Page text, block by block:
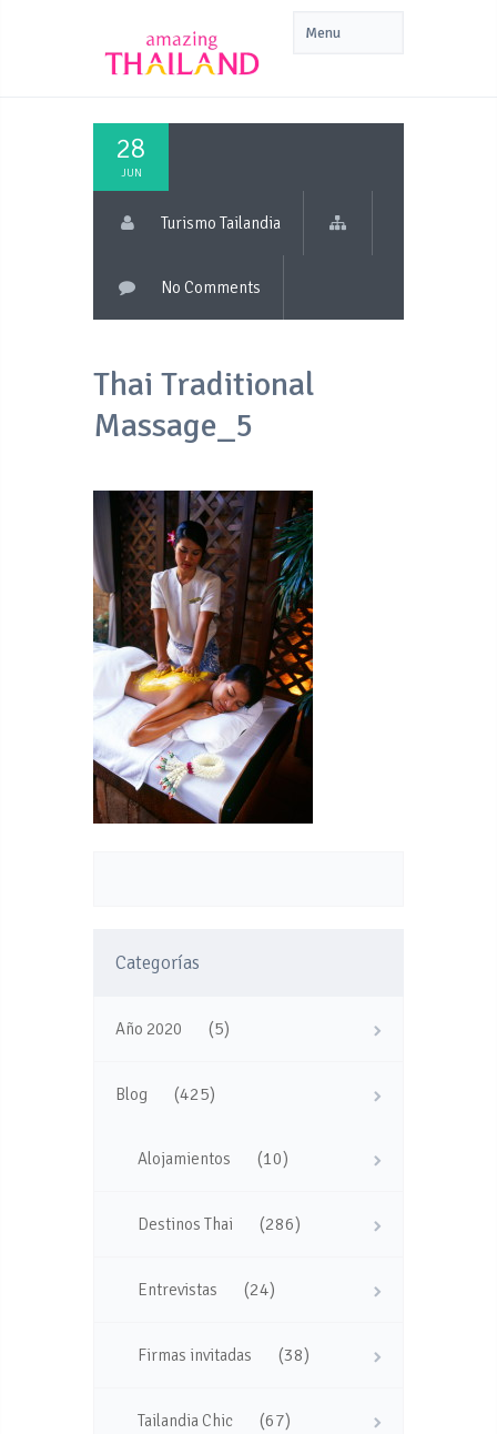
28
JUN
Turismo Tailandia
No Comments
Thai Traditional
Massage_5
Categorías
Año 2020 (5)
Blog (425)
Alojamientos (10)
Destinos Thai (286)
Entrevistas (24)
Firmas invitadas (38)
Tailandia Chic (67)